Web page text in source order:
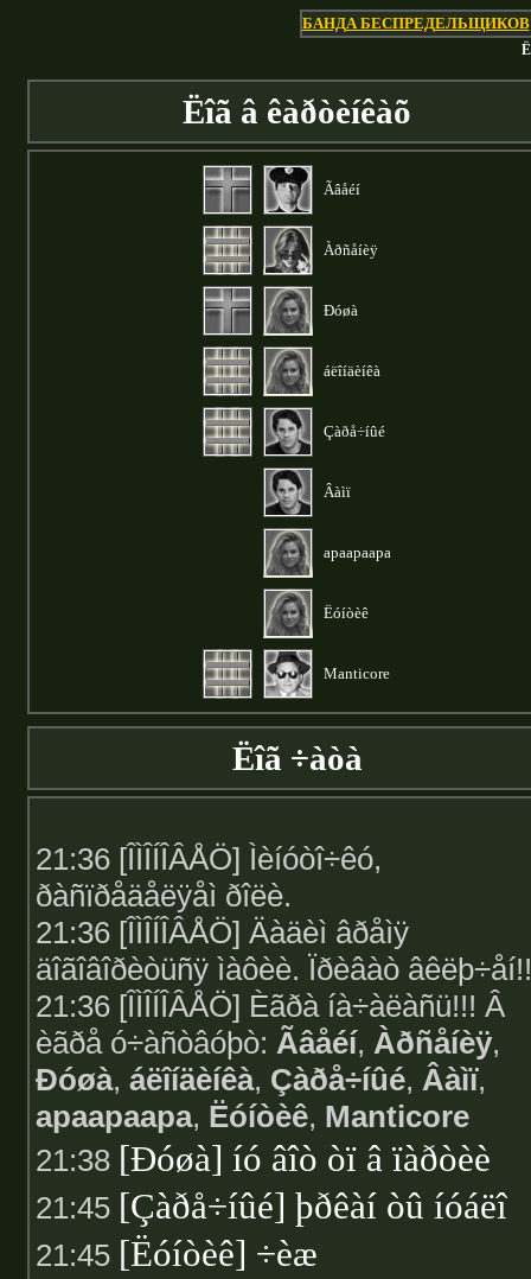
БАНДА БЕСПРЕДЕЛЬЩИКОВ
Ëîã â êàðòèíêàõ
Ãâåéí
Àðñåíèÿ
Ðóøà
áëîíäèíêà
Çàðå÷íûé
Âàìï
apaapaapa
Ëóíòèê
Manticore
Ëîã ÷àòà
21:36 [ÎÌÎÍÎÂÅÖ] Ìèíóòî÷êó,
ðàñïðåäåëÿåì ðîëè.
21:36 [ÎÌÎÍÎÂÅÖ] Äàäèì âðåìÿ
äîãîâîðèòüñÿ ìàôèè. Ïðèâàò
21:36 [ÎÌÎÍÎÂÅÖ] Èãðà íà÷àëàñü!!! Â
èãðå ó÷àñòâóþò: Ãâåéí, Àðñåíèÿ,
Ðóøà, áëîíäèíêà, Çàðå÷íûé, Âàìï,
apaapaapa, Ëóíòèê, Manticore
21:38 [Ðóøà] íó âîò òï â ïàðòèè
21:45 [Çàðå÷íûé] þðêàí òû íóáëî
21:45 [Ëóíòèê] ÷èæ